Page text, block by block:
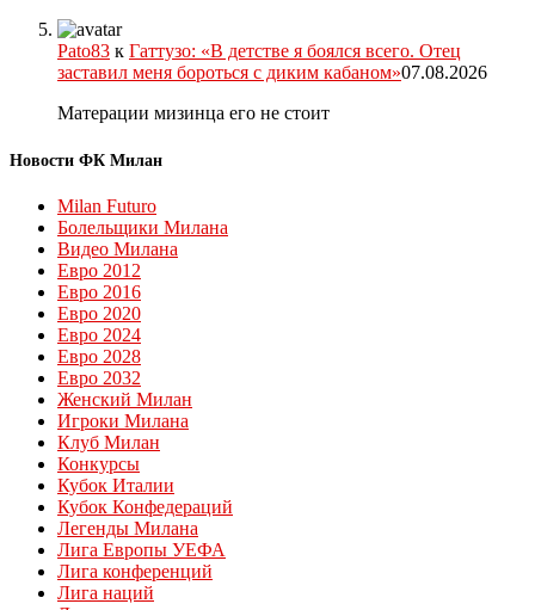
Pato83 к Гаттузо: «В детстве я боялся всего. Отец
заставил меня бороться с диким кабаном»07.08.2026
Матерации мизинца его не стоит
Новости ФК Милан
Milan Futuro
Болельщики Милана
Видео Милана
Евро 2012
Евро 2016
Евро 2020
Евро 2024
Евро 2028
Евро 2032
Женский Милан
Игроки Милана
Клуб Милан
Конкурсы
Кубок Италии
Кубок Конфедераций
Легенды Милана
Лига Европы УЕФА
Лига конференций
Лига наций